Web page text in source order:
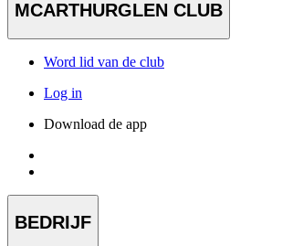
MCARTHURGLEN CLUB
Word lid van de club
Log in
Download de app
BEDRIJF